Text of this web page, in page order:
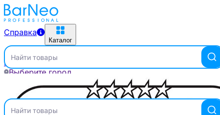
Справка
Каталог
Найти товары
Выберите город
Справка
Найти товары
Главная Бренды